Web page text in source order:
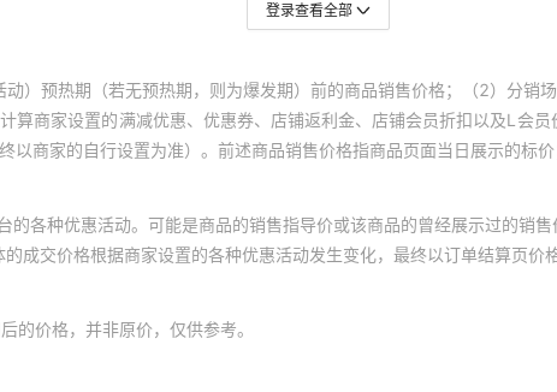
登录查看全部
动）预热期（若无预热期，则为爆发期）前的商品销售价格；（2）分
算商家设置的满减优惠、优惠券、店铺返利金、店铺会员折扣以及L会
商家的自行设置为准）。前述商品销售价格指商品页面当日展示的标
各种优惠活动。可能是商品的销售指导价或该商品的曾经展示过的销售
成交价格根据商家设置的各种优惠活动发生变化，最终以订单结算页价格
的价格，并非原价，仅供参考。